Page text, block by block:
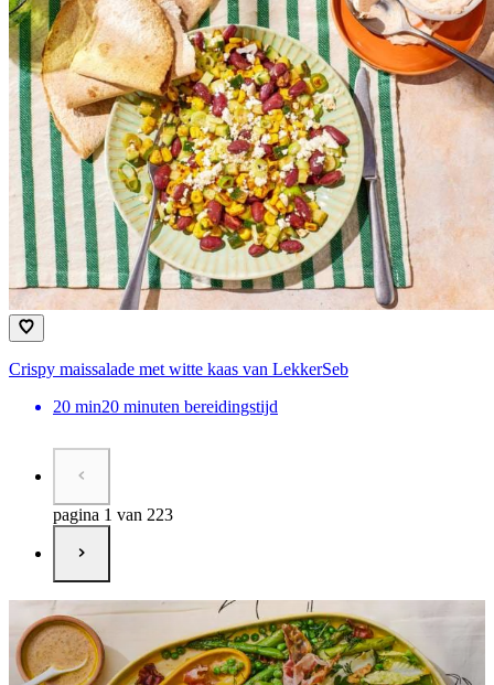
Crispy maissalade met witte kaas van LekkerSeb
20 min20 minuten bereidingstijd
pagina 1 van 223